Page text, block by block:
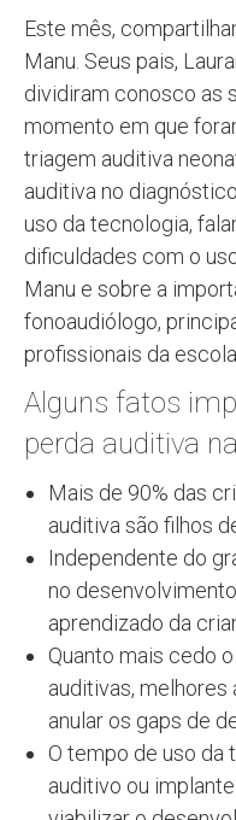
Este mês,
Manu. Seus pais,
dividiram conosco as
momento em que
triagem auditiva
auditiva no
uso da tecnologia,
dificuldades com o
Manu e sobre a
fonoaudiólogo,
profissionais da escola.
Alguns fatos
perda auditiva
Mais de 90% das
auditiva são filhos
Independente do
no
aprendizado da
Quanto mais cedo
auditivas, melhores
anular os gaps de
O tempo de uso da
auditivo ou